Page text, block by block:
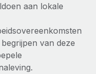
van
aan lokale
van deze